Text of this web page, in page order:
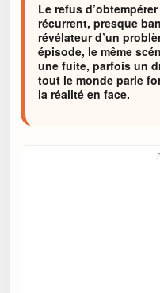
Le refus
récurrent, presque
révélateur d’un
épisode, le même
une fuite, parfois un
tout le monde parle
la réalité en face.